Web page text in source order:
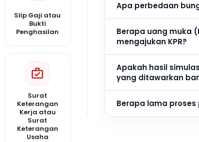
Slip Gaji atau
Bukti
Penghasilan
Surat
Keterangan
Kerja atau
Surat
Keterangan
Usaha
Apa perbedaan
Berapa uang muka
mengajukan KPR?
Apakah hasil
yang ditawarkan
Berapa lama proses